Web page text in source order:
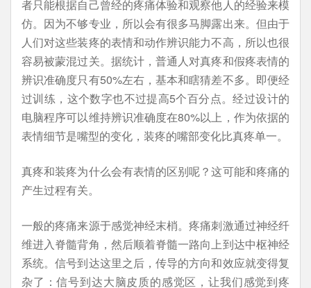
者只能根据自己曾经的疼痛体验和观察他人的经验来模
仿。因为不够专业，所以会有很多马脚露出来。但由于
人们对这些装疼的表情和动作辨识能力不高，所以也很
容易被蒙混过关。据统计，普通人对真疼和假疼表情的
辨识准确度只有50%左右，基本和瞎猜差不多。即便经
过训练，这个数字也不过提高5个百分点。经过设计的
电脑程序可以维持辨识准确度在80%以上，作为依据的
表情细节是嘴型的变化，装疼的嘴部变化比真疼单一。
真疼和装疼为什么会有表情的区别呢？这可能和疼痛的
产生过程有关。
一般的疼痛来源于感觉神经末梢。疼痛刺激通过神经纤
维进入脊髓背角，然后顺着脊髓一路向上到达中枢神经
系统。信号到达这里之后，传导的方向和效应就变得复
杂了：信号到达大脑皮质的感觉区，让我们感觉到疼